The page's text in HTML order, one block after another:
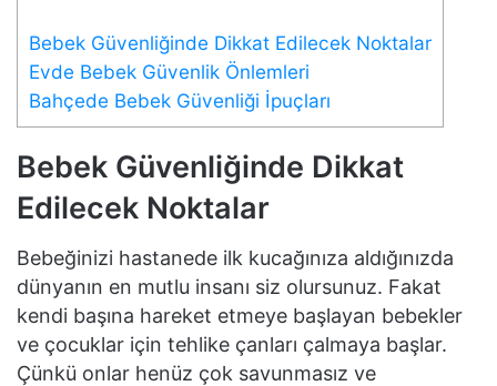
Bebek Güvenliğinde Dikkat Edilecek Noktalar
Evde Bebek Güvenlik Önlemleri
Bahçede Bebek Güvenliği İpuçları
Bebek Güvenliğinde Dikkat
Edilecek Noktalar
Bebeğinizi hastanede ilk kucağınıza aldığınızda
dünyanın en mutlu insanı siz olursunuz. Fakat
kendi başına hareket etmeye başlayan bebekler
ve çocuklar için tehlike çanları çalmaya başlar.
Çünkü onlar henüz çok savunmasız ve